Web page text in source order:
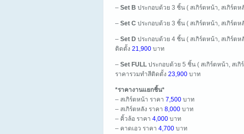
– Set B ประกอบด้วย 3 ชิ้น ( สเกิร์ตหน้า, สเกิร์ต
– Set C ประกอบด้วย 3 ชิ้น ( สเกิร์ตหน้า, สเกิร์ต
– Set D ประกอบด้วย 4 ชิ้น ( สเกิร์ตหน้า, สเกิร์ต
ติดตั้ง 21,900 บาท
– Set FULL ประกอบด้วย 5 ชิ้น ( สเกิร์ตหน้า, สเ
ราคารวมทำสีติดตั้ง 23,900 บาท
*ราคางานแยกชิ้น*
– สเกิร์ตหน้า ราคา 7,500 บาท
– สเกิร์ตหลัง ราคา 8,000 บาท
– คิ้วล้อ ราคา 4,000 บาท
– คาดเอว ราคา 4,700 บาท